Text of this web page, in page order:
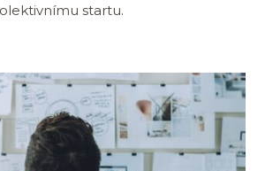
kolektivnímu startu.